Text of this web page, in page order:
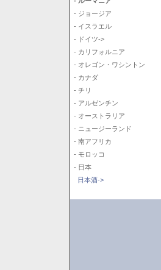
- ジョージア
- イスラエル
- ドイツ->
- カリフォルニア
- オレゴン・ワシントン
- カナダ
- チリ
- アルゼンチン
- オーストラリア
- ニュージーランド
- 南アフリカ
- モロッコ
- 日本
日本酒->